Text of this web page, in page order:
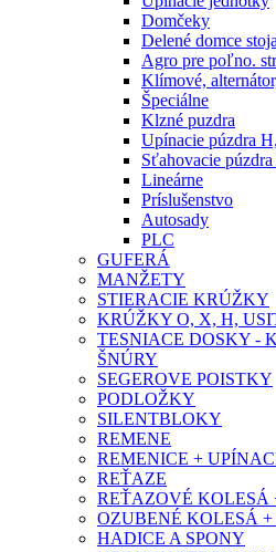
Domčeky
Delené domce
Agro pre poľno.
Klímové,
Špeciálne
Klzné puzdra
Upínacie púzdra H,
Sťahovacie
Lineárne
Príslušenstvo
Autosady
PLC
GUFERÁ
MANŽETY
STIERACIE KRÚŽKY
KRÚŽKY O, X, H,
TESNIACE DOSKY -
ŠNÚRY
SEGEROVE POISTKY
PODLOŽKY
SILENTBLOKY
REMENE
REMENICE +
REŤAZE
REŤAZOVÉ KOLESÁ
OZUBENÉ KOLESÁ +
HADICE A SPONY